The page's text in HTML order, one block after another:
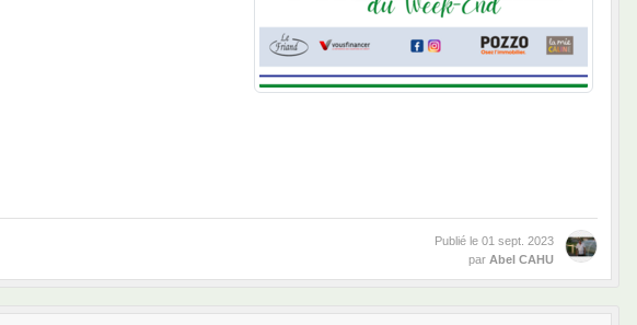
Publié le 01 sept. 2023
par Abel CAHU